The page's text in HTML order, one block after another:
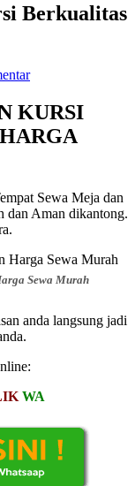
Berkualitas
KURSI
Sewa Meja dan
dan Aman dikantong.
Sewa Murah
anda langsung jadi
WA